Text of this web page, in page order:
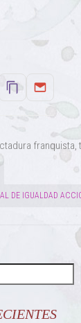
franquista,
DE IGUALDAD